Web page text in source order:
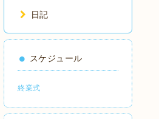
日記
スケジュール
終業式